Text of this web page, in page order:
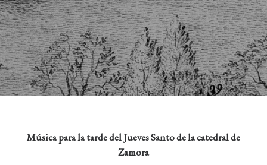
Música para la tarde del Jueves Santode la catedral de
Zamora